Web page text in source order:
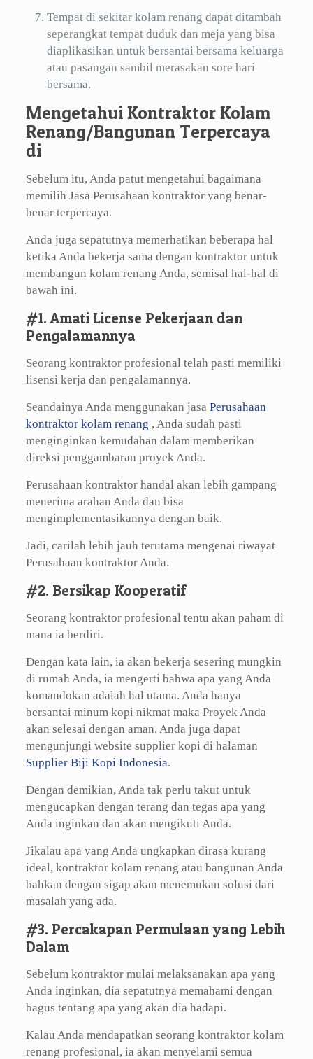
Tempat di sekitar kolam renang dapat ditambah
seperangkat tempat duduk dan meja yang bisa
diaplikasikan untuk bersantai bersama keluarga
atau pasangan sambil merasakan sore hari
bersama.
Mengetahui Kontraktor Kolam
Renang/Bangunan Terpercaya
di
Sebelum itu, Anda patut mengetahui bagaimana
memilih Jasa Perusahaan kontraktor yang benar-
benar terpercaya.
Anda juga sepatutnya memerhatikan beberapa hal
ketika Anda bekerja sama dengan kontraktor untuk
membangun kolam renang Anda, semisal hal-hal di
bawah ini.
#1. Amati License Pekerjaan dan
Pengalamannya
Seorang kontraktor profesional telah pasti memiliki
lisensi kerja dan pengalamannya.
Seandainya Anda menggunakan jasa Perusahaan
kontraktor kolam renang , Anda sudah pasti
menginginkan kemudahan dalam memberikan
direksi penggambaran proyek Anda.
Perusahaan kontraktor handal akan lebih gampang
menerima arahan Anda dan bisa
mengimplementasikannya dengan baik.
Jadi, carilah lebih jauh terutama mengenai riwayat
Perusahaan kontraktor Anda.
#2. Bersikap Kooperatif
Seorang kontraktor profesional tentu akan paham di
mana ia berdiri.
Dengan kata lain, ia akan bekerja sesering mungkin
di rumah Anda, ia mengerti bahwa apa yang Anda
komandokan adalah hal utama. Anda hanya
bersantai minum kopi nikmat maka Proyek Anda
akan selesai dengan aman. Anda juga dapat
mengunjungi website supplier kopi di halaman
Supplier Biji Kopi Indonesia.
Dengan demikian, Anda tak perlu takut untuk
mengucapkan dengan terang dan tegas apa yang
Anda inginkan dan akan mengikuti Anda.
Jikalau apa yang Anda ungkapkan dirasa kurang
ideal, kontraktor kolam renang atau bangunan Anda
bahkan dengan sigap akan menemukan solusi dari
masalah yang ada.
#3. Percakapan Permulaan yang Lebih
Dalam
Sebelum kontraktor mulai melaksanakan apa yang
Anda inginkan, dia sepatutnya memahami dengan
bagus tentang apa yang akan dia hadapi.
Kalau Anda mendapatkan seorang kontraktor kolam
renang profesional, ia akan menyelami semua